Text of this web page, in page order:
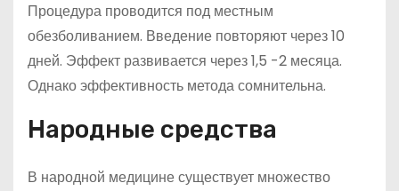
Процедура проводится под местным
обезболиванием. Введение повторяют через 10
дней. Эффект развивается через 1,5 -2 месяца.
Однако эффективность метода сомнительна.
Народные средства
В народной медицине существует множество